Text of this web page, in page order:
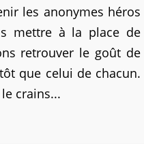
les anonymes héros
mettre à la place de
retrouver le goût de
que celui de chacun.
crains...